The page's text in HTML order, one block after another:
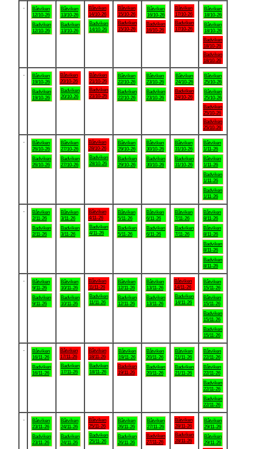
Båtviken
12/10-26
Badviken
12/10-26
Båtviken
13/10-26
Badviken
13/10-26
Båtviken
14/10-26
Badviken
14/10-26
Båtviken
15/10-26
Badviken
15/10-26
Båtviken
16/10-26
Badviken
16/10-26
Båtviken
17/10-26
Badviken
17/10-26
Båtviken
18/10-26
Båtviken
18/10-26
Badviken
18/10-26
Badviken
18/10-26
Båtviken
19/10-26
Badviken
19/10-26
Båtviken
20/10-26
Badviken
20/10-26
Båtviken
21/10-26
Badviken
21/10-26
Båtviken
22/10-26
Badviken
22/10-26
Båtviken
23/10-26
Badviken
23/10-26
Båtviken
24/10-26
Badviken
24/10-26
Båtviken
25/10-26
Båtviken
25/10-26
Badviken
25/10-26
Badviken
25/10-26
Båtviken
26/10-26
Badviken
26/10-26
Båtviken
27/10-26
Badviken
27/10-26
Båtviken
28/10-26
Badviken
28/10-26
Båtviken
29/10-26
Badviken
29/10-26
Båtviken
30/10-26
Badviken
30/10-26
Båtviken
31/10-26
Badviken
31/10-26
Båtviken
1/11-26
Båtviken
1/11-26
Badviken
1/11-26
Badviken
1/11-26
Båtviken
2/11-26
Badviken
2/11-26
Båtviken
3/11-26
Badviken
3/11-26
Båtviken
4/11-26
Badviken
4/11-26
Båtviken
5/11-26
Badviken
5/11-26
Båtviken
6/11-26
Badviken
6/11-26
Båtviken
7/11-26
Badviken
7/11-26
Båtviken
8/11-26
Båtviken
8/11-26
Badviken
8/11-26
Badviken
8/11-26
Båtviken
9/11-26
Badviken
9/11-26
Båtviken
10/11-26
Badviken
10/11-26
Båtviken
11/11-26
Badviken
11/11-26
Båtviken
12/11-26
Badviken
12/11-26
Båtviken
13/11-26
Badviken
13/11-26
Båtviken
14/11-26
Badviken
14/11-26
Båtviken
15/11-26
Båtviken
15/11-26
Badviken
15/11-26
Badviken
15/11-26
Båtviken
16/11-26
Badviken
16/11-26
Båtviken
17/11-26
Badviken
17/11-26
Båtviken
18/11-26
Badviken
18/11-26
Båtviken
19/11-26
Badviken
19/11-26
Båtviken
20/11-26
Badviken
20/11-26
Båtviken
21/11-26
Badviken
21/11-26
Båtviken
22/11-26
Båtviken
22/11-26
Badviken
22/11-26
Badviken
22/11-26
Båtviken
23/11-26
Badviken
23/11-26
Båtviken
24/11-26
Badviken
24/11-26
Båtviken
25/11-26
Badviken
25/11-26
Båtviken
26/11-26
Badviken
26/11-26
Båtviken
27/11-26
Badviken
27/11-26
Båtviken
28/11-26
Badviken
28/11-26
Båtviken
29/11-26
Båtviken
29/11-26